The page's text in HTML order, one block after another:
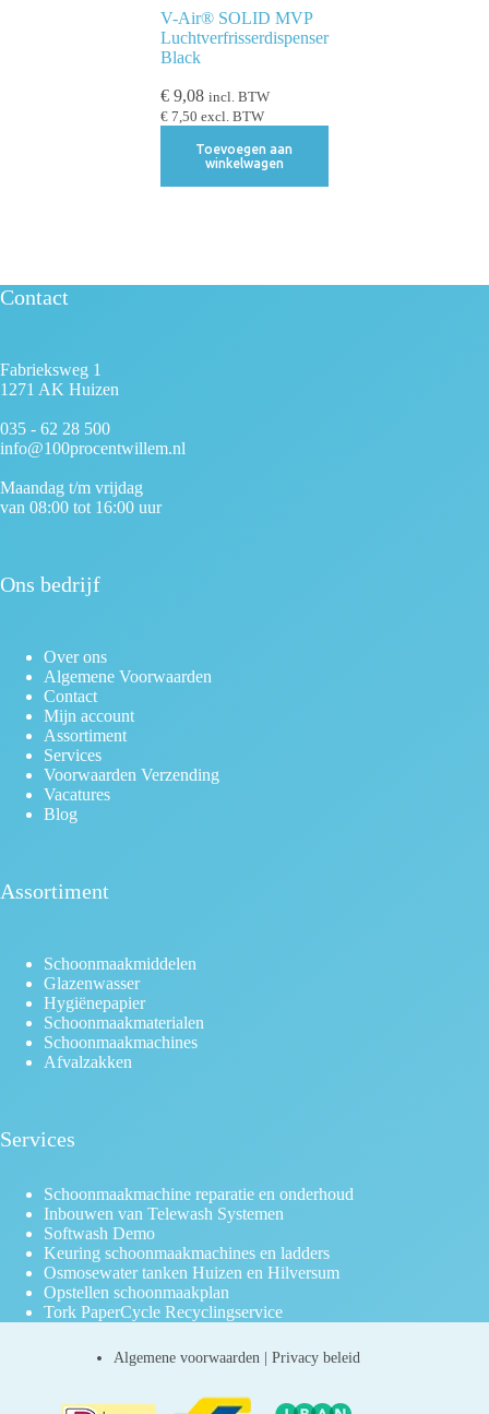
V-Air® SOLID MVP
Luchtverfrisserdispenser
Black
€9,08 incl. BTW
€7,50 excl. BTW
Toevoegen aan
winkelwagen
Contact
Fabrieksweg 1
1271 AK Huizen
035 - 62 28 500
info@100procentwillem.nl
Maandag t/m vrijdag
van 08:00 tot 16:00 uur
Ons bedrijf
Over ons
Algemene Voorwaarden
Contact
Mijn account
Assortiment
Services
Voorwaarden Verzending
Vacatures
Blog
Assortiment
Schoonmaakmiddelen
Glazenwasser
Hygiënepapier
Schoonmaakmaterialen
Schoonmaakmachines
Afvalzakken
Services
Schoonmaakmachine reparatie en onderhoud
Inbouwen van Telewash Systemen
Softwash Demo
Keuring schoonmaakmachines en ladders
Osmosewater tanken Huizen en Hilversum
Opstellen schoonmaakplan
Tork PaperCycle Recyclingservice
Algemene voorwaarden |Privacy beleid